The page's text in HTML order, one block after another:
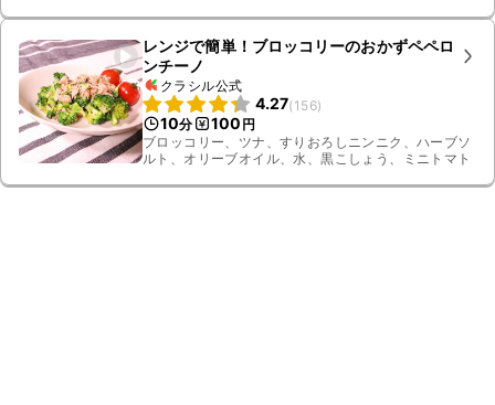
レンジで簡単！ブロッコリーのおかずペペロ
ンチーノ
クラシル公式
4.27(156)
10分 100 円
ブロッコリー、ツナ、すりおろしニンニク、ハーブソ
ルト、オリーブオイル、水、黒こしょう、ミニトマト